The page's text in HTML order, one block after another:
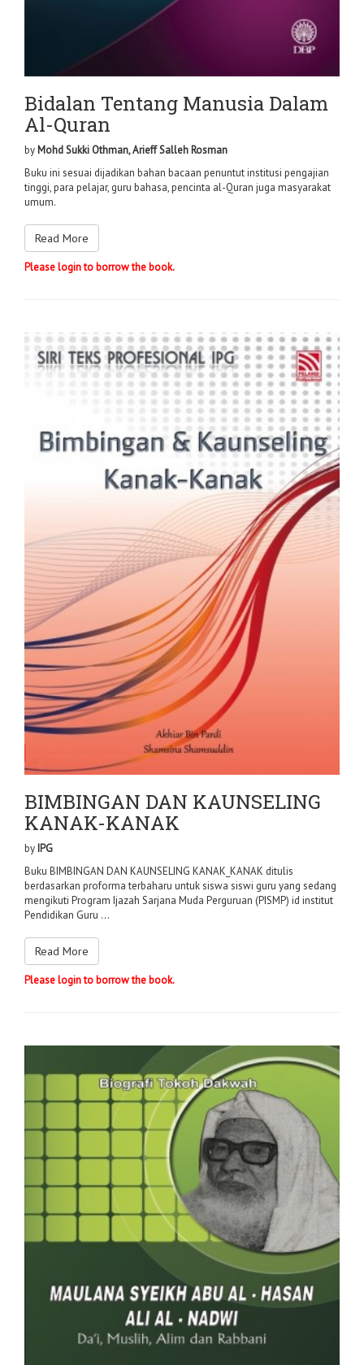
Bidalan Tentang Manusia Dalam
Al-Quran
by Mohd Sukki Othman, Arieff Salleh Rosman
Buku ini sesuai dijadikan bahan bacaan penuntut institusi pengajian
tinggi, para pelajar, guru bahasa, pencinta al-Quran juga masyarakat
umum.
Read More
Please login to borrow the book.
BIMBINGAN DAN KAUNSELING
KANAK-KANAK
by IPG
Buku BIMBINGAN DAN KAUNSELING KANAK_KANAK ditulis
berdasarkan proforma terbaharu untuk siswa siswi guru yang sedang
mengikuti Program Ijazah Sarjana Muda Perguruan (PISMP) id institut
Pendidikan Guru ...
Read More
Please login to borrow the book.